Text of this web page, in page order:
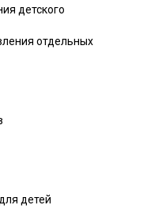
детского
отдельных
детей